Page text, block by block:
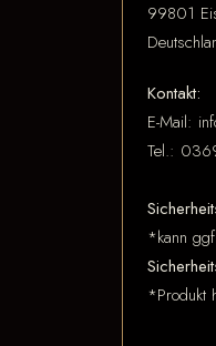
99801
Kontakt:
E-Mail:
Tel.:
*kann
*Produkt